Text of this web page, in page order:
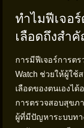
ทำไมฟีเจอ
เลือดถึงสำ
การมีฟีเจอร์การต
Watch ช่วยให้ผู้ใช้
เลือดของตนเองไ
การตรวจสอบสุขภ
ผู้ที่มีปัญหาระบบทา